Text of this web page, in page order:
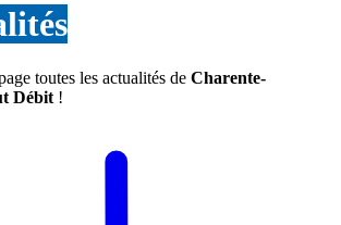
toutes les actualités de Charente-
Débit !